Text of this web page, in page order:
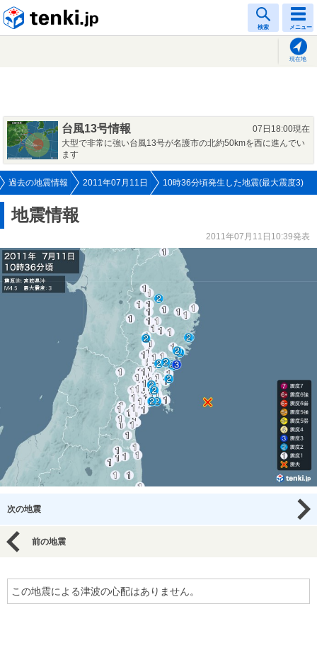
検索 メニュー
現在地
台風13号情報
07日18:00現在
大型で非常に強い台風13号が名護市の北約50kmを西に進んでい
ます
過去の地震情報 2011年07月11日 10時36分頃発生した地震(最大震度3)
地震情報
2011年07月11日10:39発表
次の地震
前の地震
この地震による津波の心配はありません。